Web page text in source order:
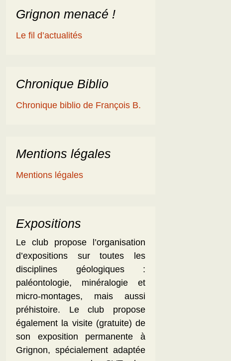
Grignon menacé !
Le fil d’actualités
Chronique Biblio
Chronique biblio de François B.
Mentions légales
Mentions légales
Expositions
Le club propose l’organisation
d’expositions sur toutes les
disciplines géologiques :
paléontologie, minéralogie et
micro-montages, mais aussi
préhistoire. Le club propose
également la visite (gratuite) de
son exposition permanente à
Grignon, spécialement adaptée